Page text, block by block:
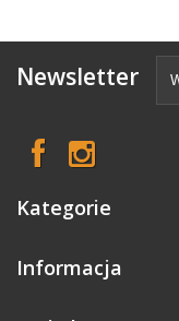
Newsletter
Kategorie
Informacja